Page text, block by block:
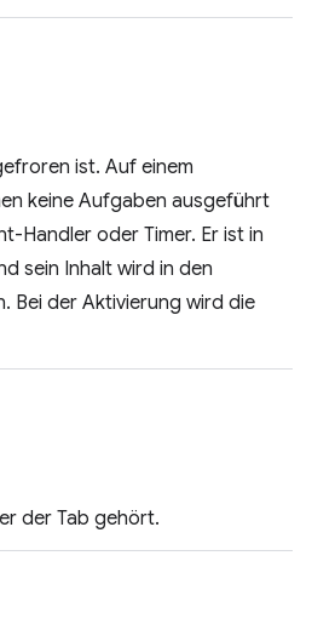
ist. Auf einem
keine Aufgaben ausgeführt
Handler oder Timer. Er ist in
sein Inhalt wird in den
Bei der Aktivierung wird die
der Tab gehört.